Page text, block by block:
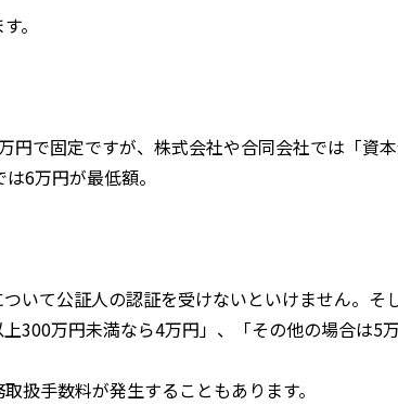
。
円で固定ですが、株式会社や合同会社では「資
は6万円が最低額。
いて公証人の認証を受けないといけません。
300万円未満なら4万円」、「その他の場合は5
扱手数料が発生することもあります。